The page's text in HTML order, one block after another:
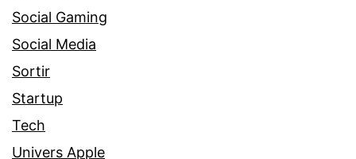
Social Gaming
Social Media
Sortir
Startup
Tech
Univers Apple